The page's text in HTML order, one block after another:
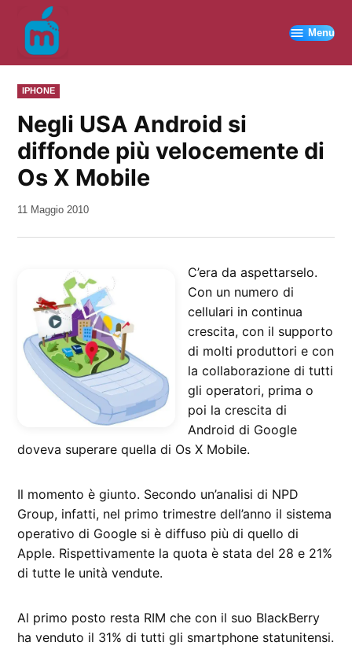
contenuto
Menu
PUBBLICATO
IN
IPHONE
Negli USA Android si
diffonde più velocemente di
Os X Mobile
da
11 Maggio 2010
C’era da aspettarselo.
Con un numero di
cellulari in continua
crescita, con il supporto
di molti produttori e con
la collaborazione di tutti
gli operatori, prima o
poi la crescita di
Android di Google
doveva superare quella di Os X Mobile.
Il momento è giunto. Secondo un’analisi di NPD
Group, infatti, nel primo trimestre dell’anno il sistema
operativo di Google si è diffuso più di quello di
Apple. Rispettivamente la quota è stata del 28 e 21%
di tutte le unità vendute.
Al primo posto resta RIM che con il suo BlackBerry
ha venduto il 31% di tutti gli smartphone statunitensi.